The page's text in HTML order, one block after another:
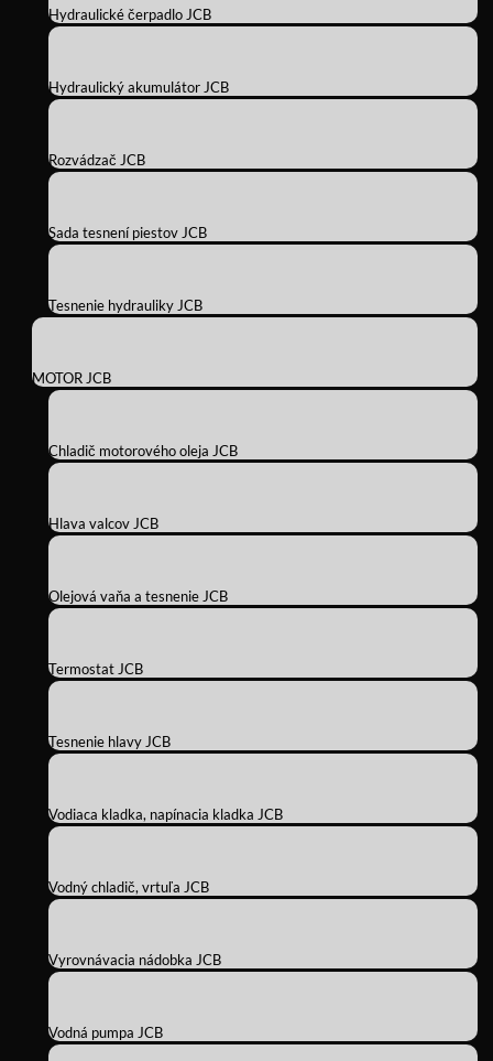
Hydraulické čerpadlo JCB
Hydraulický akumulátor JCB
Rozvádzač JCB
Sada tesnení piestov JCB
Tesnenie hydrauliky JCB
MOTOR JCB
Chladič motorového oleja JCB
Hlava valcov JCB
Olejová vaňa a tesnenie JCB
Termostat JCB
Tesnenie hlavy JCB
Vodiaca kladka, napínacia kladka JCB
Vodný chladič, vrtuľa JCB
Vyrovnávacia nádobka JCB
Vodná pumpa JCB